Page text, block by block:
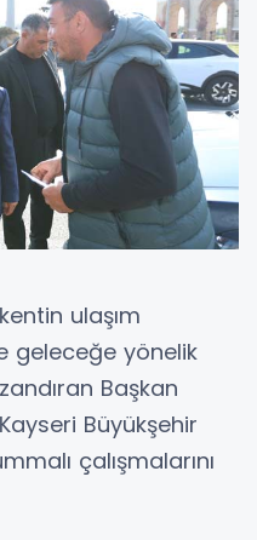
ulaşım
geleceğe yönelik
Başkan
Büyükşehir
çalışmalarını